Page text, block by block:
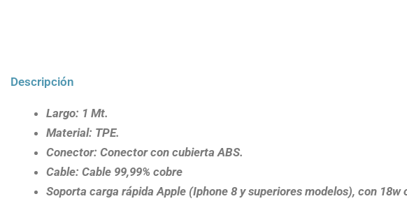
Descripción
Largo: 1 Mt.
Material: TPE.
Conector: Conector con cubierta ABS.
Cable: Cable 99,99% cobre
Soporta carga rápida Apple (Iphone 8 y superiores modelos), con 18w